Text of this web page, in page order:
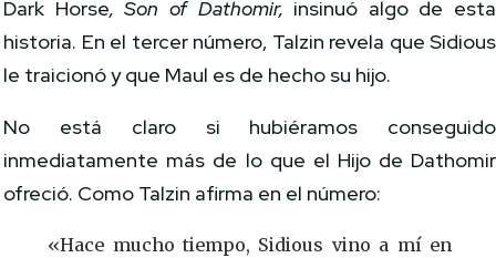
Dark Horse, Son of Dathomir, insinuó algo de esta
historia. En el tercer número, Talzin revela que Sidious
le traicionó y que Maul es de hecho su hijo.
No está claro si hubiéramos conseguido
inmediatamente más de lo que el Hijo de Dathomir
ofreció. Como Talzin afirma en el número:
«Hace mucho tiempo, Sidious vino a mí en